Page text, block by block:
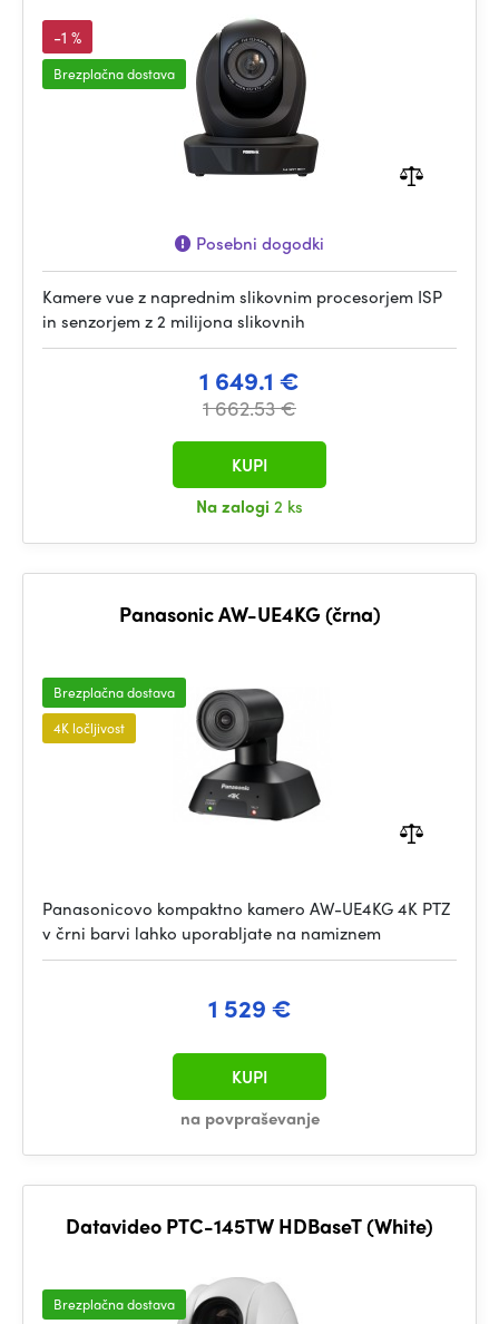
-1 %
Brezplačna dostava
Posebni dogodki
Kamere vue z naprednim slikovnim procesorjem ISP
in senzorjem z 2 milijona slikovnih
1 649.1 €
1 662.53 €
Na zalogi 2 ks
KUPI
Panasonic AW-UE4KG (črna)
Brezplačna dostava
4K ločljivost
Panasonicovo kompaktno kamero AW-UE4KG 4K PTZ
v črni barvi lahko uporabljate na namiznem
1 529 €
na povpraševanje
KUPI
Datavideo PTC-145TW HDBaseT (White)
Brezplačna dostava